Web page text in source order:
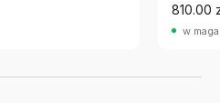
810.00
w